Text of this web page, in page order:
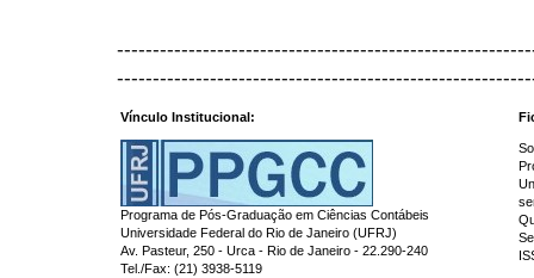
Vínculo Institucional:
Programa de Pós-Graduação em Ciências Contábeis
Universidade Federal do Rio de Janeiro (UFRJ)
Av. Pasteur, 250 - Urca - Rio de Janeiro - 22.290-240
Tel./Fax: (21) 3938-5119